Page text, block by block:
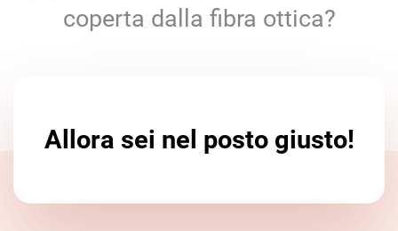
coperta dalla fibra ottica?
Allora sei nel posto giusto!